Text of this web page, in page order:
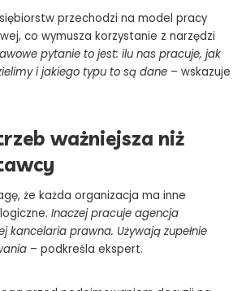
przechodzi na model pracy
co wymusza korzystanie z narzędzi
pytanie to jest: ilu nas pracuje, jak
i jakiego typu to są dane – wskazuje
ważniejsza niż
że każda organizacja ma inne
Inaczej pracuje agencja
kancelaria prawna. Używają zupełnie
– podkreśla ekspert.